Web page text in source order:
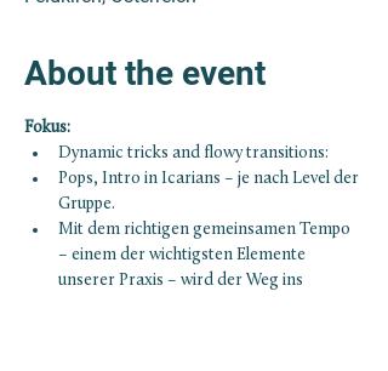
About the event
Fokus:
Dynamic tricks and flowy transitions:
Pops, Intro in Icarians – je nach Level der
Gruppe.
Mit dem richtigen gemeinsamen Tempo
– einem der wichtigsten Elemente
unserer Praxis – wird der Weg ins